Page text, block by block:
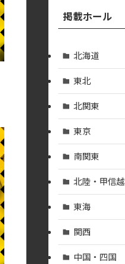
掲載ホール
北海道
東北
北関東
東京
南関東
北陸・甲信越
東海
関西
中国・四国